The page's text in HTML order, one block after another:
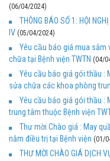
(06/04/2024)
THÔNG BÁO SỐ 1: HỘI
IV (05/04/2024)
Yêu cầu báo giá mua
chữa tại Bệnh viện TWTN (04/
Yêu cầu báo giá gói thầu :
sửa chữa các khoa phòng
Yêu cầu báo giá gói thầu :
trung tâm thuộc Bệnh viện
Thư mời Chào giá : May
nằm điều trị tại Bệnh viện (01/
THƯ MỜI CHÀO GIÁ DỊCH